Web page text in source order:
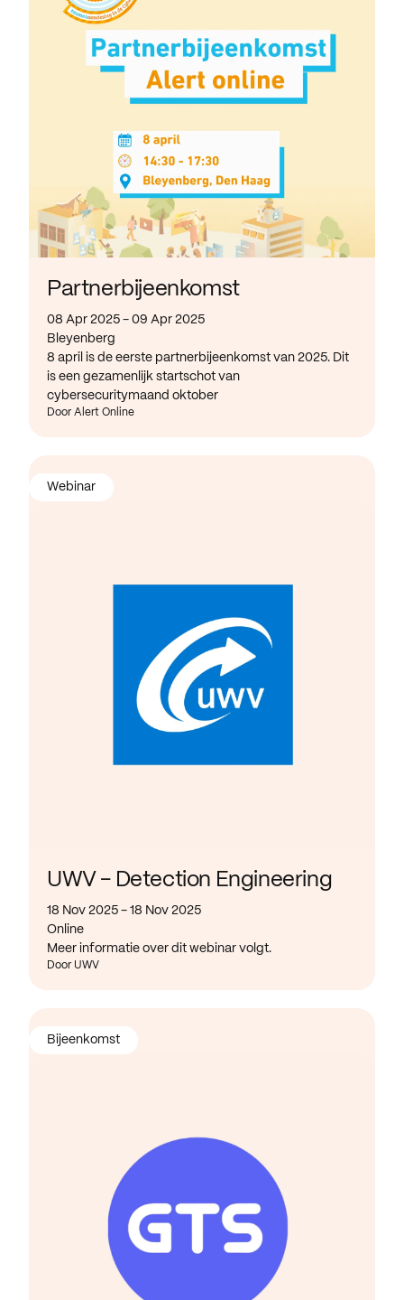
Partnerbijeenkomst
08 Apr 2025 - 09 Apr 2025
Bleyenberg
8 april is de eerste partnerbijeenkomst van 2025. Dit
is een gezamenlijk startschot van
cybersecuritymaand oktober
Door Alert Online
UWV - Detection Engineering
18 Nov 2025 - 18 Nov 2025
Online
Meer informatie over dit webinar volgt.
Door UWV
Webinar
Bijeenkomst